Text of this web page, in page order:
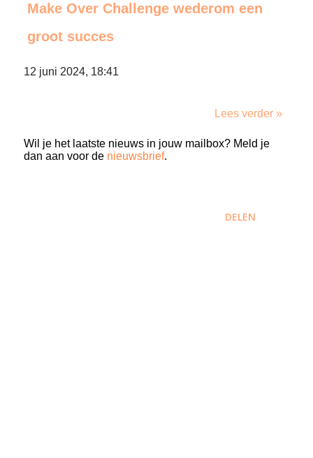
Make Over Challenge wederom een
groot succes
12 juni 2024, 18:41
Lees verder »
Wil je het laatste nieuws in jouw mailbox? Meld je
dan aan voor de nieuwsbrief.
DELEN